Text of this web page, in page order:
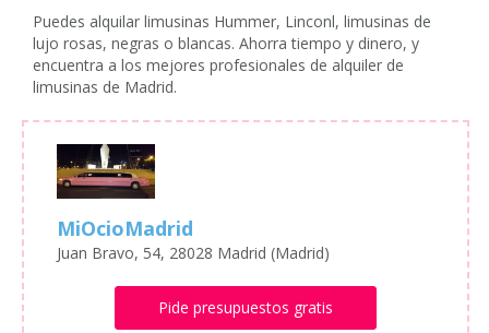
Puedes alquilar limusinas Hummer, Linconl, limusinas de
lujo rosas, negras o blancas. Ahorra tiempo y dinero, y
encuentra a los mejores profesionales de alquiler de
limusinas de Madrid.
MiOcioMadrid
Juan Bravo, 54, 28028 Madrid (Madrid)
Pide presupuestos gratis